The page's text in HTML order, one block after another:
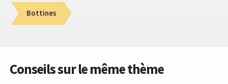
Bottines
Conseils sur le même thème